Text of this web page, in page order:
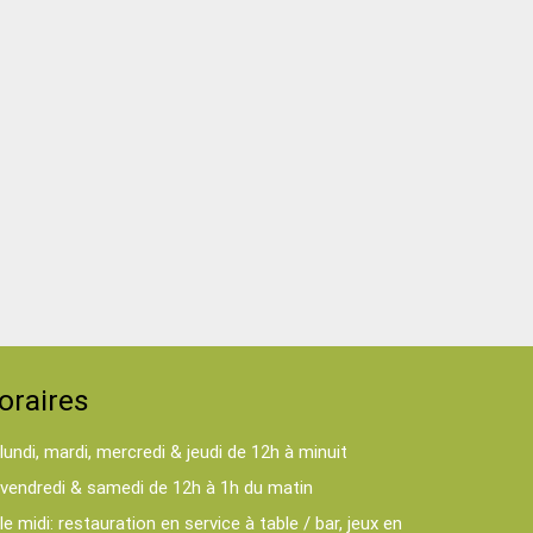
lundi, mardi, mercredi & jeudi de 12h à minuit
vendredi & samedi de 12h à 1h du matin
le midi: restauration en service à table / bar, jeux en